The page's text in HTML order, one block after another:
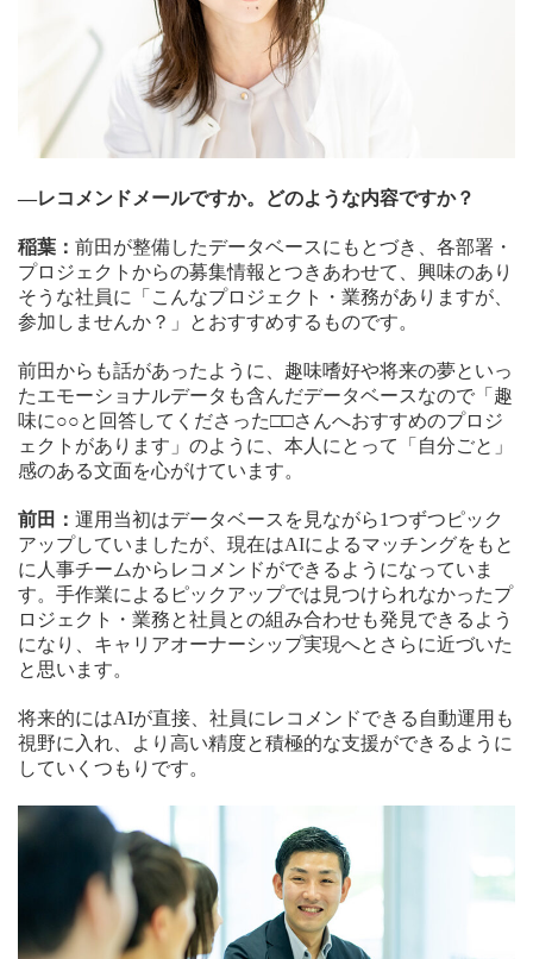
—レコメンドメールですか。どのような内容ですか？
稲葉： 前田が整備したデータベースにもとづき、各部署・
プロジェクトからの募集情報とつきあわせて、興味のあり
そうな社員に「こんなプロジェクト・業務がありますが、
参加しませんか？」とおすすめするものです。
前田からも話があったように、趣味嗜好や将来の夢といっ
たエモーショナルデータも含んだデータベースなので「趣
味に○○と回答してくださった□□さんへおすすめのプロジ
ェクトがあります」のように、本人にとって「自分ごと」
感のある文面を心がけています。
前田： 運用当初はデータベースを見ながら1つずつピック
アップしていましたが、現在はAIによるマッチングをもと
に人事チームからレコメンドができるようになっていま
す。手作業によるピックアップでは見つけられなかったプ
ロジェクト・業務と社員との組み合わせも発見できるよう
になり、キャリアオーナーシップ実現へとさらに近づいた
と思います。
将来的にはAIが直接、社員にレコメンドできる自動運用も
視野に入れ、より高い精度と積極的な支援ができるように
していくつもりです。